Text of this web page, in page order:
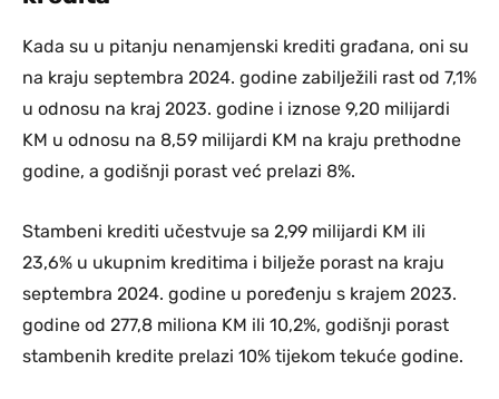
Kada su u pitanju nenamjenski krediti građana, oni su
na kraju septembra 2024. godine zabilježili rast od 7,1%
u odnosu na kraj 2023. godine i iznose 9,20 milijardi
KM u odnosu na 8,59 milijardi KM na kraju prethodne
godine, a godišnji porast već prelazi 8%.
Stambeni krediti učestvuje sa 2,99 milijardi KM ili
23,6% u ukupnim kreditima i bilježe porast na kraju
septembra 2024. godine u poređenju s krajem 2023.
godine od 277,8 miliona KM ili 10,2%, godišnji porast
stambenih kredite prelazi 10% tijekom tekuće godine.